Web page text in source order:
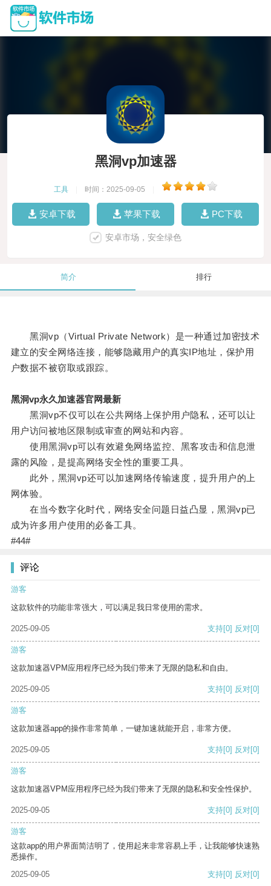
黑洞vp加速器
工具 时间：2025-09-05
安卓下载 苹果下载 PC下载
安卓市场，安全绿色
简介 排行
黑洞vp（Virtual Private Network）是一种通过加密技术
建立的安全网络连接，能够隐藏用户的真实IP地址，保护用
户数据不被窃取或跟踪。
黑洞vp永久加速器官网最新
黑洞vp不仅可以在公共网络上保护用户隐私，还可以让
用户访问被地区限制或审查的网站和内容。
使用黑洞vp可以有效避免网络监控、黑客攻击和信息泄
露的风险，是提高网络安全性的重要工具。
此外，黑洞vp还可以加速网络传输速度，提升用户的上
网体验。
在当今数字化时代，网络安全问题日益凸显，黑洞vp已
成为许多用户使用的必备工具。
#44#
评论
游客
这款软件的功能非常强大，可以满足我日常使用的需求。
2025-09-05 支持[0] 反对[0]
游客
这款加速器VPM应用程序已经为我们带来了无限的隐私和自由。
2025-09-05 支持[0] 反对[0]
游客
这款加速器app的操作非常简单，一键加速就能开启，非常方便。
2025-09-05 支持[0] 反对[0]
游客
这款加速器VPM应用程序已经为我们带来了无限的隐私和安全性保护。
2025-09-05 支持[0] 反对[0]
游客
这款app的用户界面简洁明了，使用起来非常容易上手，让我能够快速熟
悉操作。
2025-09-05
支持[0] 反对[0]